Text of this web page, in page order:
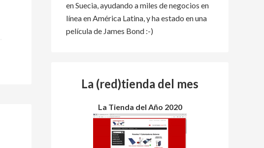
en Suecia, ayudando a miles de negocios en
línea en América Latina, y ha estado en una
película de James Bond :-)
La (red)tienda del mes
La Tienda del Año 2020